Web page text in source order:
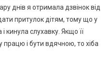
днів я отримала дзвінок від
притулок дітям, тому що у
кинула слухавку. Якщо її
і бути вдячною, то хіба